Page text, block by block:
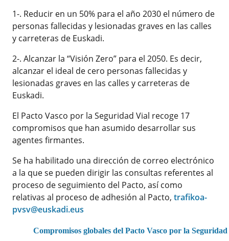
1-. Reducir en un 50% para el año 2030 el número de
personas fallecidas y lesionadas graves en las calles
y carreteras de Euskadi.
2-. Alcanzar la “Visión Zero” para el 2050. Es decir,
alcanzar el ideal de cero personas fallecidas y
lesionadas graves en las calles y carreteras de
Euskadi.
El Pacto Vasco por la Seguridad Vial recoge 17
compromisos que han asumido desarrollar sus
agentes firmantes.
Se ha habilitado una dirección de correo electrónico
a la que se pueden dirigir las consultas referentes al
proceso de seguimiento del Pacto, así como
relativas al proceso de adhesión al Pacto, trafikoa-
pvsv@euskadi.eus
Compromisos globales del Pacto Vasco por la